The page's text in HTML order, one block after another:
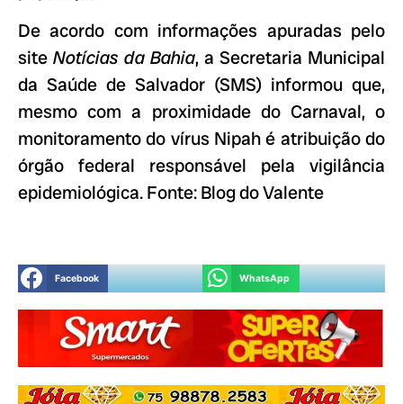
De acordo com informações apuradas pelo
site Notícias da Bahia, a Secretaria Municipal
da Saúde de Salvador (SMS) informou que,
mesmo com a proximidade do Carnaval, o
monitoramento do vírus Nipah é atribuição do
órgão federal responsável pela vigilância
epidemiológica. Fonte: Blog do Valente
Facebook WhatsApp